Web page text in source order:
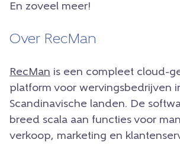
En zoveel meer!
Over RecMan
RecMan is een compleet cloud-
platform voor wervingsbedrijven
Scandinavische landen. De
breed scala aan functies voor
verkoop, marketing en